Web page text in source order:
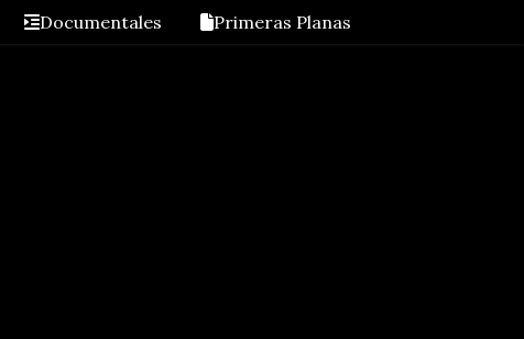
Documentales Primeras Planas